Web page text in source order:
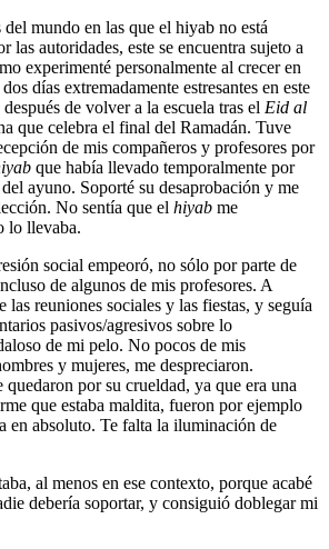
del mundo en las que el hiyab no está
las autoridades, este se encuentra sujeto a
experimenté personalmente al crecer en
días extremadamente estresantes en este
de volver a la escuela tras el Eid al
que celebra el final del Ramadán. Tuve
de mis compañeros y profesores por
que había llevado temporalmente por
ayuno. Soporté su desaprobación y me
No sentía que el hiyab me
lo llevaba.
social empeoró, no sólo por parte de
de algunos de mis profesores. A
las reuniones sociales y las fiestas, y seguía
pasivos/agresivos sobre lo
de mi pelo. No pocos de mis
y mujeres, me despreciaron.
quedaron por su crueldad, ya que era una
que estaba maldita, fueron por ejemplo
en absoluto. Te falta la iluminación de
al menos en ese contexto, porque acabé
debería soportar, y consiguió doblegar mi